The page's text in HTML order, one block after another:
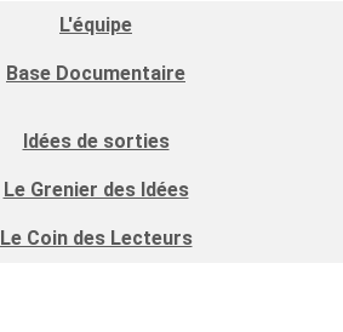
L'équipe
Base Documentaire
Idées de sorties
Le Grenier des Idées
Le Coin des Lecteurs